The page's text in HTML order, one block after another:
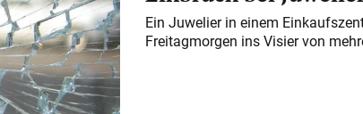
Ein Juwelier in einem
Freitagmorgen ins Visier von